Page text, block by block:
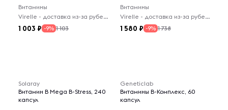
Витамины
Virelle - доставка из-за рубежа
1 003 -9% 1 103
Витамины
Virelle - доставка из-за рубежа
1 580 -9% 1 738
Solaray
Витамин В Mega B-Stress, 240
капсул
Geneticlab
Витамины B-Комплекс, 60
капсул